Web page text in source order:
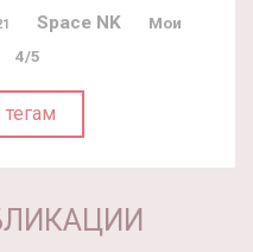
Space NK
Мои
4/5